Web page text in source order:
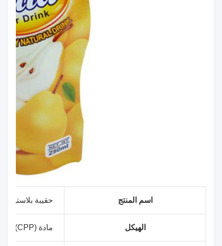
اسم المنتج حقيبة بلاستيكية
الهيكل مادة PET/PA/PE ((CPP)